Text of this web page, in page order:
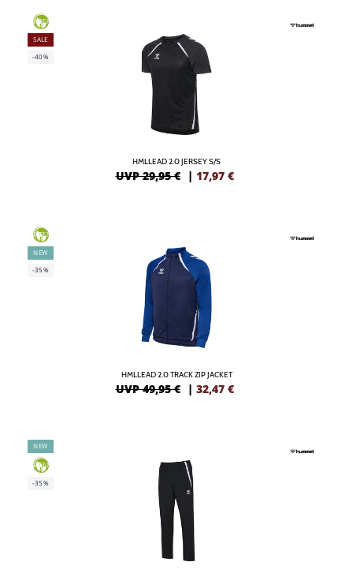
GREEN
SALE
-40%
HMLLEAD 2.0 JERSEY S/S
UVP 29,95 € | 17,97 €
GREEN
NEW
-35%
HMLLEAD 2.0 TRACK ZIP JACKET
UVP 49,95 € | 32,47 €
NEW
GREEN
-35%